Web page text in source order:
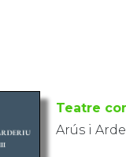
Teatre
Arús i